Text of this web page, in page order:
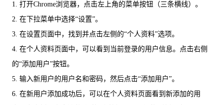
1. 打开Chrome浏览器，点击左上角的菜单按钮（三条横线）。
2. 在下拉菜单中选择“设置”。
3. 在设置页面中，找到并点击左侧的“个人资料”选项。
4. 在个人资料页面中，可以看到当前登录的用户信息。点击右侧
的“添加用户”按钮。
5. 输入新用户的用户名和密码，然后点击“添加用户”。
6. 在新用户添加成功后，可以在个人资料页面看到新添加的用